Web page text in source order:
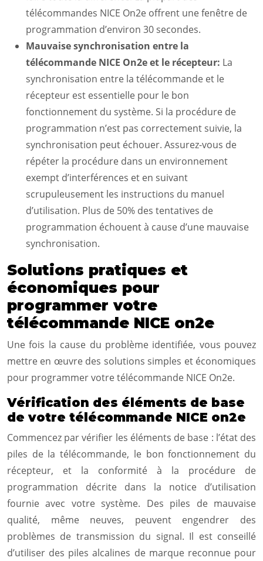
télécommandes NICE On2e offrent une fenêtre de
programmation d’environ 30 secondes.
Mauvaise synchronisation entre la
télécommande NICE On2e et le récepteur: La
synchronisation entre la télécommande et le
récepteur est essentielle pour le bon
fonctionnement du système. Si la procédure de
programmation n’est pas correctement suivie, la
synchronisation peut échouer. Assurez-vous de
répéter la procédure dans un environnement
exempt d’interférences et en suivant
scrupuleusement les instructions du manuel
d’utilisation. Plus de 50% des tentatives de
programmation échouent à cause d’une mauvaise
synchronisation.
Solutions pratiques et
économiques pour
programmer votre
télécommande NICE on2e
Une fois la cause du problème identifiée, vous pouvez
mettre en œuvre des solutions simples et économiques
pour programmer votre télécommande NICE On2e.
Vérification des éléments de base
de votre télécommande NICE on2e
Commencez par vérifier les éléments de base : l’état des
piles de la télécommande, le bon fonctionnement du
récepteur, et la conformité à la procédure de
programmation décrite dans la notice d’utilisation
fournie avec votre système. Des piles de mauvaise
qualité, même neuves, peuvent engendrer des
problèmes de transmission du signal. Il est conseillé
d’utiliser des piles alcalines de marque reconnue pour